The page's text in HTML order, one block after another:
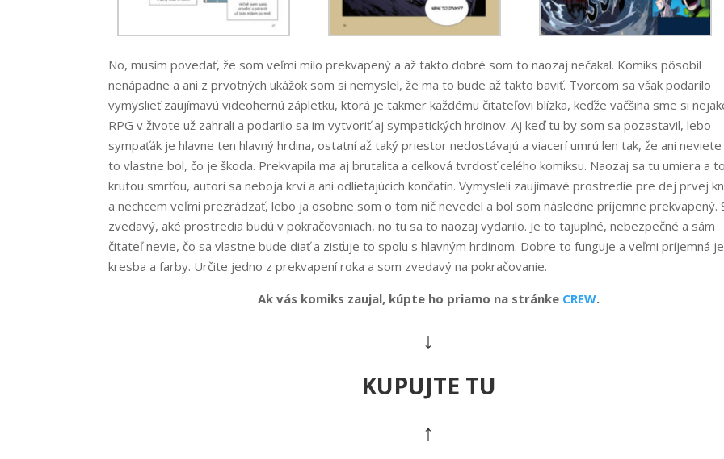
No, musím povedať, že som veľmi milo prekvapený a až takto dobré som to naozaj nečakal. Komiks pôsobil
nenápadne a ani z prvotných ukážok som si nemyslel, že ma to bude až takto baviť. Tvorcom sa však podarilo
vymyslieť zaujímavú videohernú zápletku, ktorá je takmer každému čitateľovi blízka, keďže väčšina sme si
RPG v živote už zahrali a podarilo sa im vytvoriť aj sympatických hrdinov. Aj keď tu by som sa pozastavil, lebo
sympaťák je hlavne ten hlavný hrdina, ostatní až taký priestor nedostávajú a viacerí umrú len tak, že ani
to vlastne bol, čo je škoda. Prekvapila ma aj brutalita a celková tvrdosť celého komiksu. Naozaj sa tu umiera a to
krutou smrťou, autori sa neboja krvi a ani odlietajúcich končatín. Vymysleli zaujímavé prostredie pre dej prvej
a nechcem veľmi prezrádzať, lebo ja osobne som o tom nič nevedel a bol som následne príjemne prekvapený.
zvedavý, aké prostredia budú v pokračovaniach, no tu sa to naozaj vydarilo. Je to tajuplné, nebezpečné a sám
čitateľ nevie, čo sa vlastne bude diať a zisťuje to spolu s hlavným hrdinom. Dobre to funguje a veľmi príjemná
kresba a farby. Určite jedno z prekvapení roka a som zvedavý na pokračovanie.
Ak vás komiks zaujal, kúpte ho priamo na stránke CREW.
↓
KUPUJTE TU
↑